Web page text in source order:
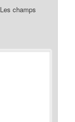
Les champs